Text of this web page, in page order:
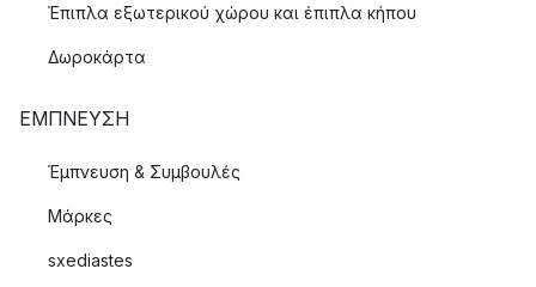
Έπιπλα εξωτερικού χώρου και έπιπλα κήπου
Δωροκάρτα
ΈΜΠΝΕΥΣΗ
Έμπνευση & Συμβουλές
Μάρκες
sxediastes